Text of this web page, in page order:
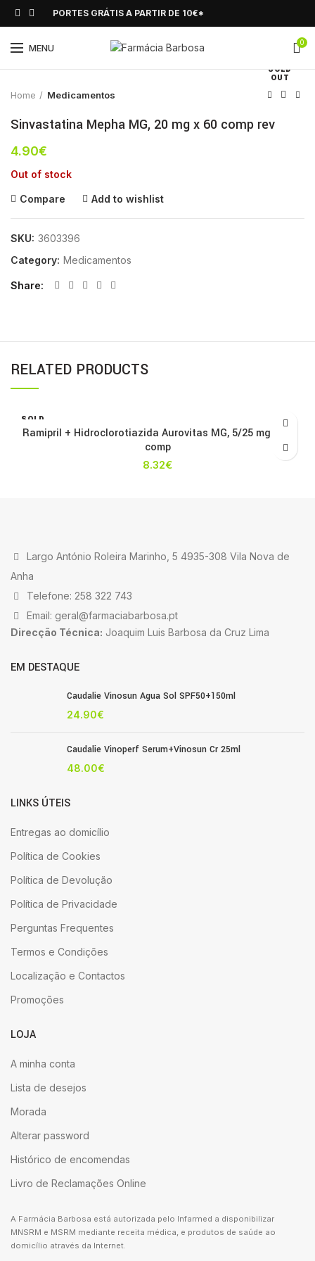
PORTES GRÁTIS A PARTIR DE 10€*
MENU 0
SOLD
OUT
Click to enlarge
Home Medicamentos
Sinvastatina Mepha MG, 20 mg x 60 comp rev
4.90€
Out of stock
Compare Add to wishlist
SKU: 3603396
Category: Medicamentos
Share
RELATED PRODUCTS
SOLD
OUT
Ramipril + Hidroclorotiazida Aurovitas MG, 5/25 mg x 56
comp
8.32€
Largo António Roleira Marinho, 5 4935-308 Vila Nova de
Anha
Telefone: 258 322 743
Email: geral@farmaciabarbosa.pt
Direcção Técnica: Joaquim Luis Barbosa da Cruz Lima
EM DESTAQUE
Caudalie Vinosun Agua Sol SPF50+150ml
24.90€
Caudalie Vinoperf Serum+Vinosun Cr 25ml
48.00€
LINKS ÚTEIS
Entregas ao domicílio
Política de Cookies
Política de Devolução
Política de Privacidade
Perguntas Frequentes
Termos e Condições
Localização e Contactos
Promoções
LOJA
A minha conta
Lista de desejos
Morada
Alterar password
Histórico de encomendas
Livro de Reclamações Online
A Farmácia Barbosa está autorizada pelo Infarmed a disponibilizar
MNSRM e MSRM mediante receita médica, e produtos de saúde ao
domicílio através da Internet.